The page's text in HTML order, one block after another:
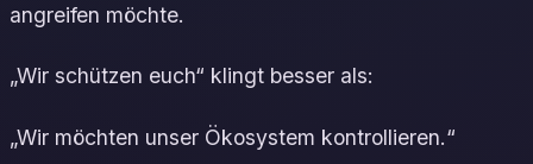
angreifen möchte.
„Wir schützen euch“ klingt besser als:
„Wir möchten unser Ökosystem kontrollieren.“